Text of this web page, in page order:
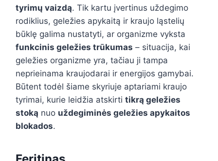
tyrimų vaizdą. Tik kartu įvertinus uždegimo
rodiklius, geležies apykaitą ir kraujo ląstelių
būklę galima nustatyti, ar organizme vyksta
funkcinis geležies trūkumas – situacija, kai
geležies organizme yra, tačiau ji tampa
neprieinama kraujodarai ir energijos gamybai.
Būtent todėl šiame skyriuje aptariami kraujo
tyrimai, kurie leidžia atskirti tikrą geležies
stoką nuo uždegiminės geležies apykaitos
blokados.